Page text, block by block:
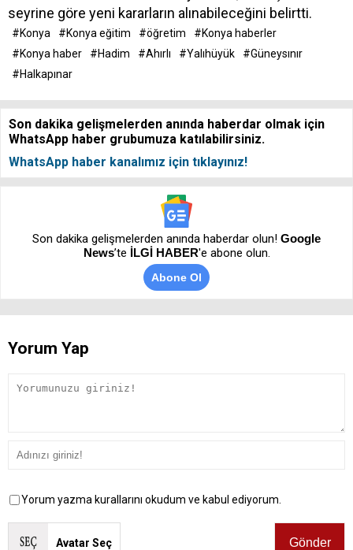
seyrine göre yeni kararların alınabileceğini belirtti.
#Konya #Konya eğitim #öğretim
#Konya haberler
#Konya haber
#Hadim #Ahırlı #Yalıhüyük
#Güneysınır
#Halkapınar
Son dakika gelişmelerden anında haberdar olmak için
WhatsApp haber grubumuza katılabilirsiniz.
WhatsApp haber kanalımız için tıklayınız!
Son dakika gelişmelerden anında haberdar olun! Google
News’te İLGİ HABER'e abone olun.
Abone Ol
Yorum Yap
Yorum yazma kurallarını okudum ve kabul ediyorum.
Avatar Seç